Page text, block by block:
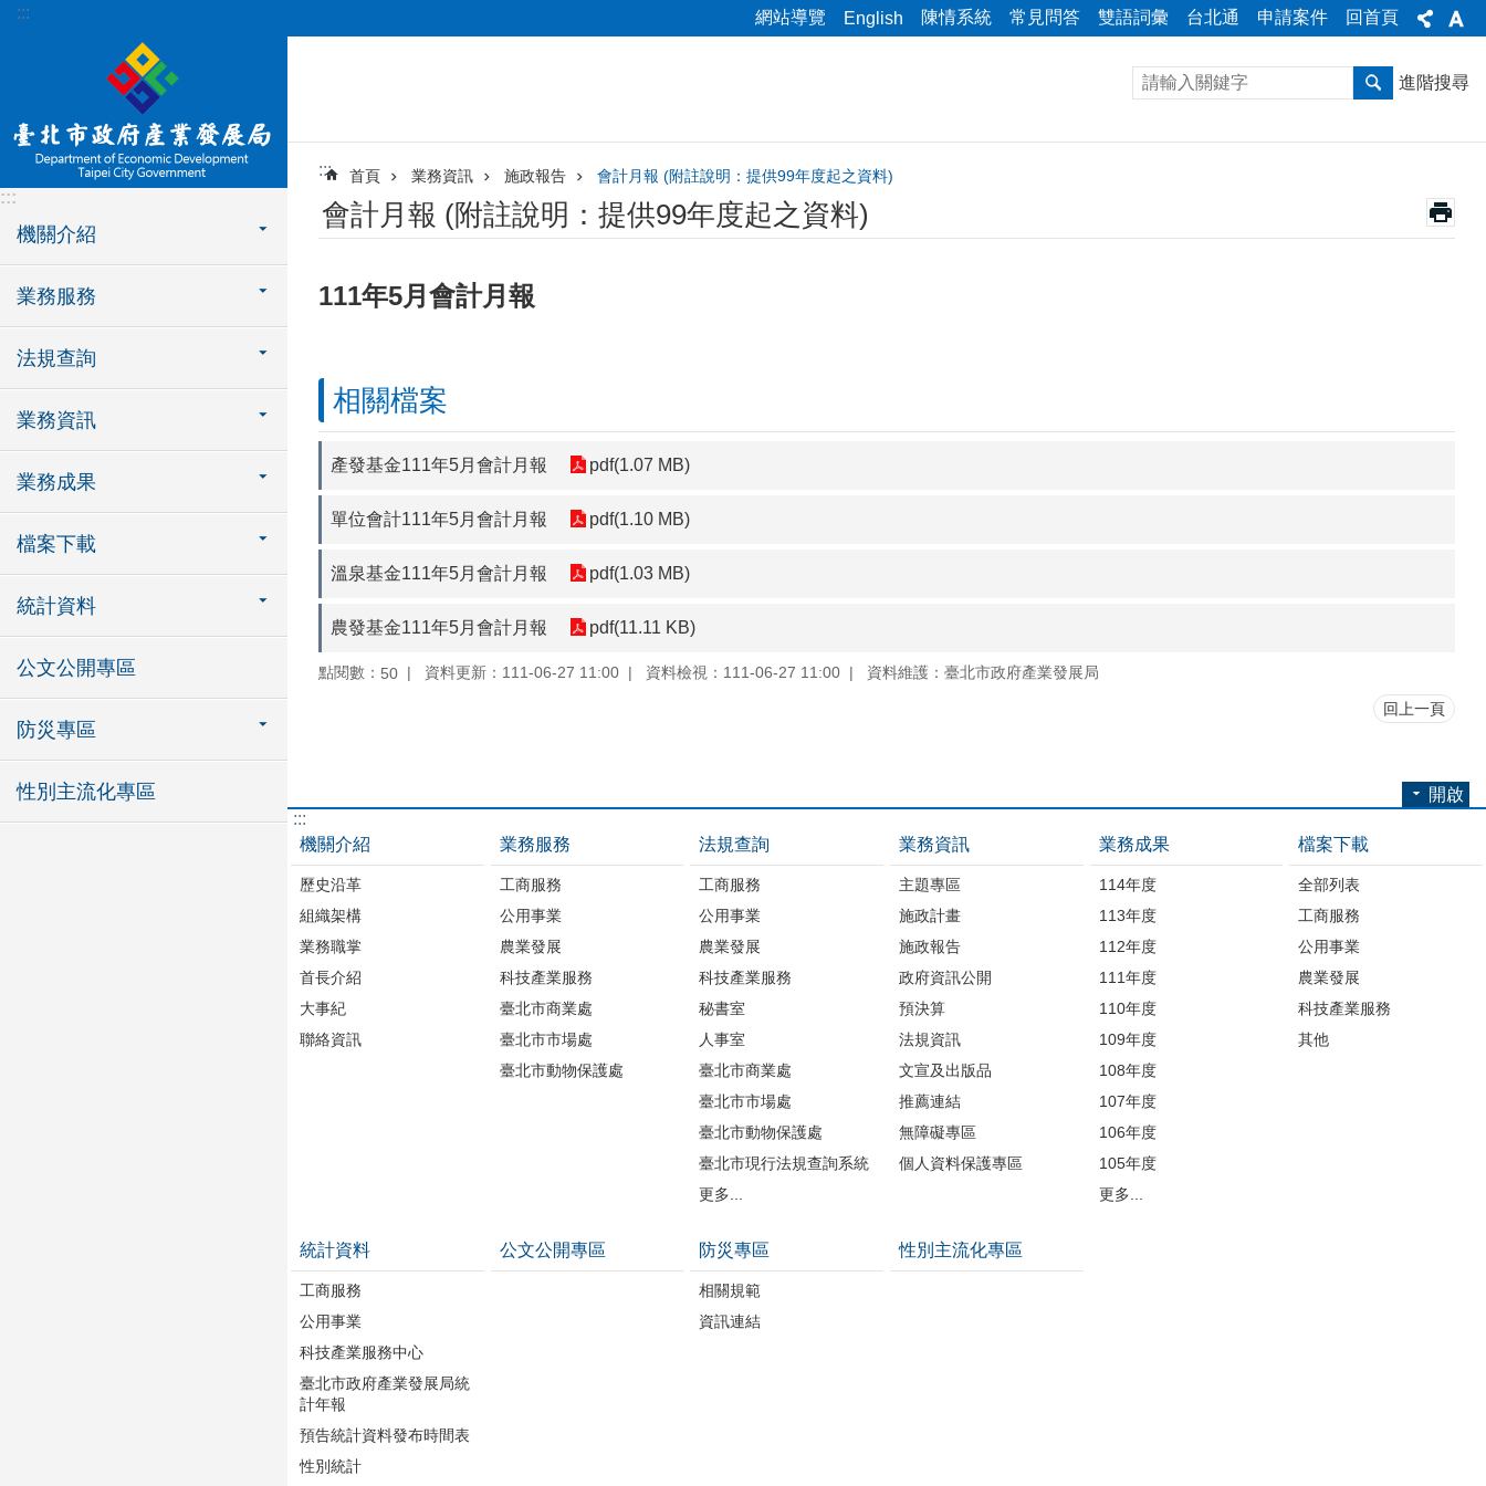
跳到主要內容區塊
::: 網站導覽 English 陳情系統 常見問答 雙語詞彙 台北通 申請案件 回首頁
:::
機關介紹
業務服務
法規查詢
業務資訊
業務成果
檔案下載
統計資料
公文公開專區
防災專區
性別主流化專區
進階搜尋
::: 首頁 業務資訊 施政報告 會計月報 (附註說明：提供99年度起之資料)
會計月報 (附註說明：提供99年度起之資料)
111年5月會計月報
相關檔案
產發基金111年5月會計月報 pdf(1.07 MB)
單位會計111年5月會計月報 pdf(1.10 MB)
溫泉基金111年5月會計月報 pdf(1.03 MB)
農發基金111年5月會計月報 pdf(11.11 KB)
點閱數： 50 資料更新：111-06-27 11:00 資料檢視：111-06-27 11:00 資料維護：臺北市政府產業發展局
回上一頁
開啟
:::
機關介紹
歷史沿革
組織架構
業務職掌
首長介紹
大事紀
聯絡資訊
業務服務
工商服務
公用事業
農業發展
科技產業服務
臺北市商業處
臺北市市場處
臺北市動物保護處
法規查詢
工商服務
公用事業
農業發展
科技產業服務
秘書室
人事室
臺北市商業處
臺北市市場處
臺北市動物保護處
臺北市現行法規查詢系統
更多...
業務資訊
主題專區
施政計畫
施政報告
政府資訊公開
預決算
法規資訊
文宣及出版品
推薦連結
無障礙專區
個人資料保護專區
業務成果
114年度
113年度
112年度
111年度
110年度
109年度
108年度
107年度
106年度
105年度
更多...
檔案下載
全部列表
工商服務
公用事業
農業發展
科技產業服務
其他
統計資料
工商服務
公用事業
科技產業服務中心
臺北市政府產業發展局統
計年報
預告統計資料發布時間表
性別統計
公文公開專區 防災專區
相關規範
資訊連結
性別主流化專區